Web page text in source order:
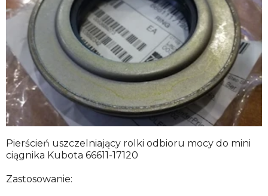
Pierścień uszczelniający rolki odbioru mocy do mini
ciągnika Kubota 66611-17120
Zastosowanie: